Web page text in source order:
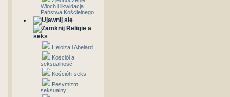
Włoch i likwidacja
Państwa Kościelnego
Religie a
seks
Heloiza i Abelard
Kościół a
seksualność
Kościół i seks
Pesymizm
seksualny